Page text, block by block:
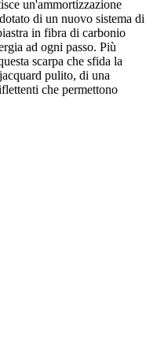
un'ammortizzazione
di un nuovo sistema di
in fibra di carbonio
ad ogni passo. Più
scarpa che sfida la
pulito, di una
che permettono